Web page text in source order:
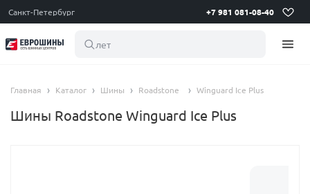
Санкт-Петербург +7 981 081-08-40
летние
Главная Каталог Шины Roadstone Winguard Ice Plus
Шины Roadstone Winguard Ice Plus